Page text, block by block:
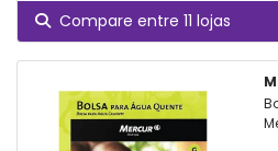
Compare entre 11 lojas